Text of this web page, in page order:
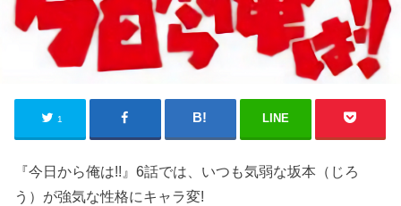
1 LINE
『今日から俺は!!』6話では、いつも気弱な坂本（じろ
う）が強気な性格にキャラ変!